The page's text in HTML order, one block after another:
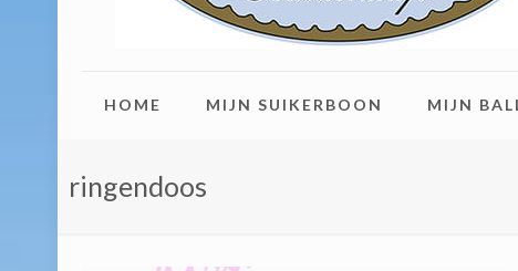
HOME MIJN SUIKERBOON MIJN
ringendoos